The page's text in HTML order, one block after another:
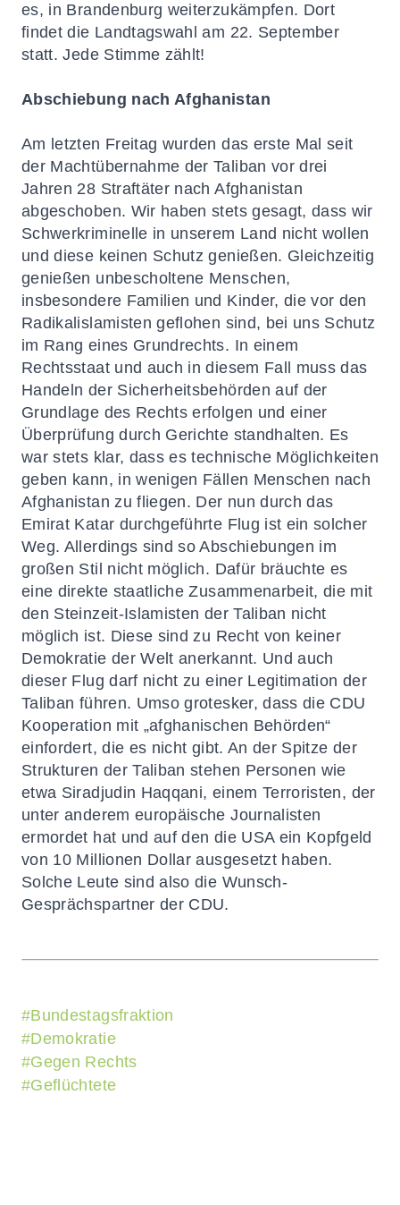
es, in Brandenburg weiterzukämpfen. Dort
findet die Landtagswahl am 22. September
statt. Jede Stimme zählt!
Abschiebung nach Afghanistan
Am letzten Freitag wurden das erste Mal seit
der Machtübernahme der Taliban vor drei
Jahren 28 Straftäter nach Afghanistan
abgeschoben. Wir haben stets gesagt, dass wir
Schwerkriminelle in unserem Land nicht wollen
und diese keinen Schutz genießen. Gleichzeitig
genießen unbescholtene Menschen,
insbesondere Familien und Kinder, die vor den
Radikalislamisten geflohen sind, bei uns Schutz
im Rang eines Grundrechts. In einem
Rechtsstaat und auch in diesem Fall muss das
Handeln der Sicherheitsbehörden auf der
Grundlage des Rechts erfolgen und einer
Überprüfung durch Gerichte standhalten. Es
war stets klar, dass es technische Möglichkeiten
geben kann, in wenigen Fällen Menschen nach
Afghanistan zu fliegen. Der nun durch das
Emirat Katar durchgeführte Flug ist ein solcher
Weg. Allerdings sind so Abschiebungen im
großen Stil nicht möglich. Dafür bräuchte es
eine direkte staatliche Zusammenarbeit, die mit
den Steinzeit-Islamisten der Taliban nicht
möglich ist. Diese sind zu Recht von keiner
Demokratie der Welt anerkannt. Und auch
dieser Flug darf nicht zu einer Legitimation der
Taliban führen. Umso grotesker, dass die CDU
Kooperation mit „afghanischen Behörden“
einfordert, die es nicht gibt. An der Spitze der
Strukturen der Taliban stehen Personen wie
etwa Siradjudin Haqqani, einem Terroristen, der
unter anderem europäische Journalisten
ermordet hat und auf den die USA ein Kopfgeld
von 10 Millionen Dollar ausgesetzt haben.
Solche Leute sind also die Wunsch-
Gesprächspartner der CDU.
#Bundestagsfraktion
#Demokratie
#Gegen Rechts
#Geflüchtete